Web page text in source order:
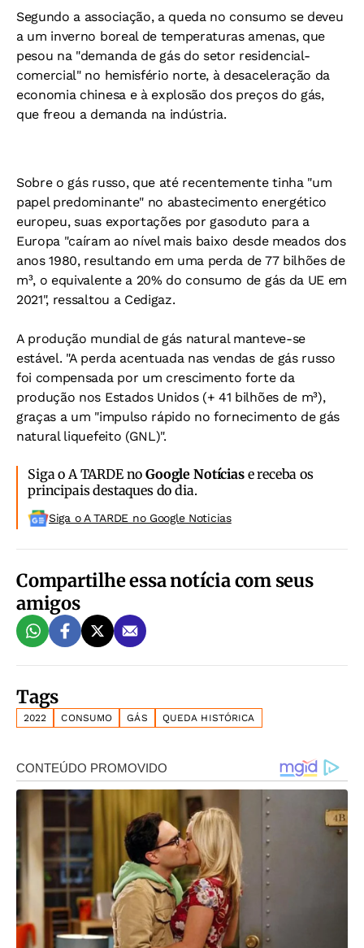
Segundo a associação, a queda no consumo se deveu
a um inverno boreal de temperaturas amenas, que
pesou na "demanda de gás do setor residencial-
comercial" no hemisfério norte, à desaceleração da
economia chinesa e à explosão dos preços do gás,
que freou a demanda na indústria.
Sobre o gás russo, que até recentemente tinha "um
papel predominante" no abastecimento energético
europeu, suas exportações por gasoduto para a
Europa "caíram ao nível mais baixo desde meados dos
anos 1980, resultando em uma perda de 77 bilhões de
m³, o equivalente a 20% do consumo de gás da UE em
2021", ressaltou a Cedigaz.
A produção mundial de gás natural manteve-se
estável. "A perda acentuada nas vendas de gás russo
foi compensada por um crescimento forte da
produção nos Estados Unidos (+ 41 bilhões de m³),
graças a um "impulso rápido no fornecimento de gás
natural liquefeito (GNL)".
Siga o A TARDE noGoogle Notíciase receba os
principais destaques do dia.
Siga o A TARDE no Google Noticias
Compartilhe essa notícia com seus
amigos
Tags
2022 CONSUMO GÁS QUEDA HISTÓRICA